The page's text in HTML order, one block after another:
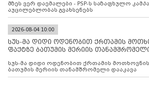
მზეს ვერ დაემალები - PSP-ს საზაფხულო
აუცილებლობას გვახსენებს
2026-08-04 10:00
სუს-მა დიდი ოდენობით ქრთამის
ფაქტზე ბათუმის მერიის
სუს-მა დიდი ოდენობით ქრთამის მოთხოვნისა და აღების ფაქტზე
ბათუმის მერიის თანამშრომელი დააკავა